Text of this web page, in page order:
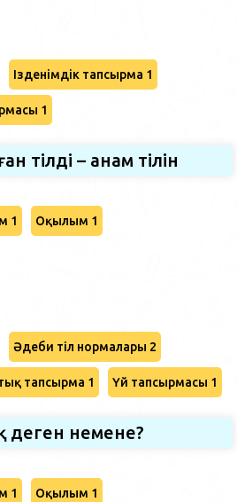
Ізденімдік тапсырма 1
1
тілді – анам тілін
1 Оқылым 1
Әдеби тіл нормалары 2
тапсырма 1 Үй тапсырмасы 1
деген немене?
1 Оқылым 1